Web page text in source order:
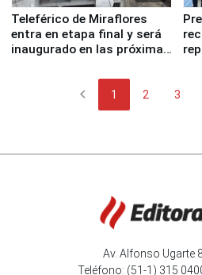
Teleférico de Miraflores
entra en etapa final y será
inaugurado en las próximas
chevron_left 1 2 3
Av. Alfonso Ugarte
Teléfono: (51-1) 315